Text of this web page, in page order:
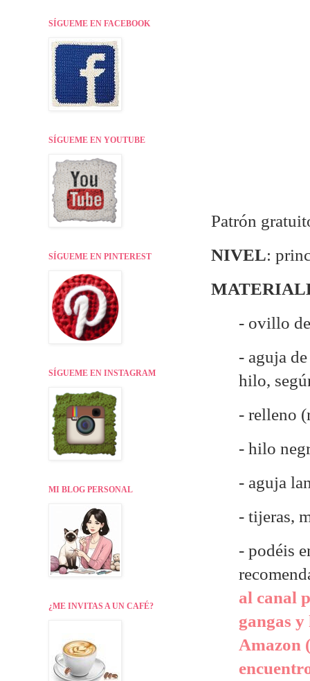
Patrón
NIVEL:
- ovillo
- aguja
hilo,
- relleno
- hilo
- aguja
- tijeras,
- podéis
al canal
gangas
Amazon
SÍGUEME EN FACEBOOK
SÍGUEME EN YOUTUBE
SÍGUEME EN PINTEREST
SÍGUEME EN INSTAGRAM
MI BLOG PERSONAL
¿ME INVITAS A UN CAFÉ?